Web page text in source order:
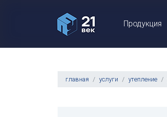
Продукция
главная услуги утепление